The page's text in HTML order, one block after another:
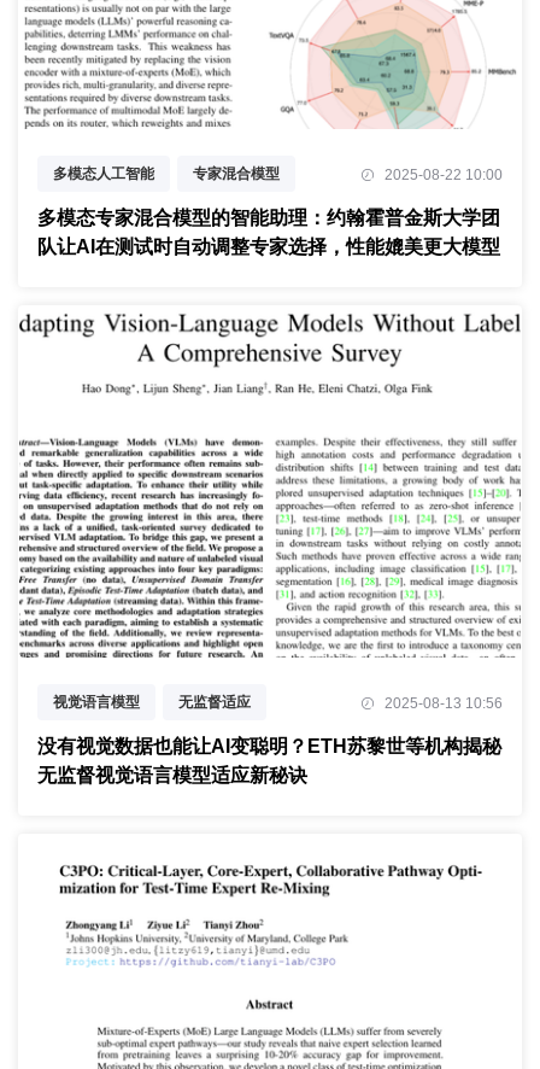
多模态人工智能 专家混合模型
测试时优化
2025-08-22 10:00
多模态专家混合模型的智能助理：约翰霍普金斯大学团
队让AI在测试时自动调整专家选择，性能媲美更大模型
视觉语言模型 无监督适应
测试时优化
2025-08-13 10:56
没有视觉数据也能让AI变聪明？ETH苏黎世等机构揭秘
无监督视觉语言模型适应新秘诀